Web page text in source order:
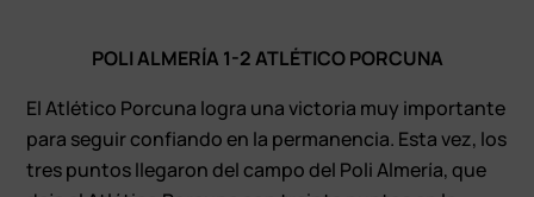
POLI ALMERÍA 1-2 ATLÉTICO PORCUNA
El Atlético Porcuna logra una victoria muy importante
para seguir confiando en la permanencia. Esta vez, los
tres puntos llegaron del campo del Poli Almería, que